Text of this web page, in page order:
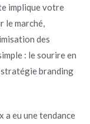
implique votre
le marché,
des
: le sourire en
stratégie branding
a eu une tendance